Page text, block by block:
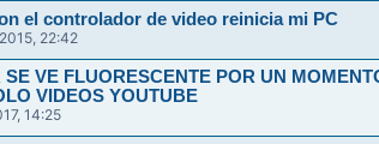
el controlador de video reinicia mi PC
22:42
SE VE FLUORESCENTE POR UN
VIDEOS YOUTUBE
14:25